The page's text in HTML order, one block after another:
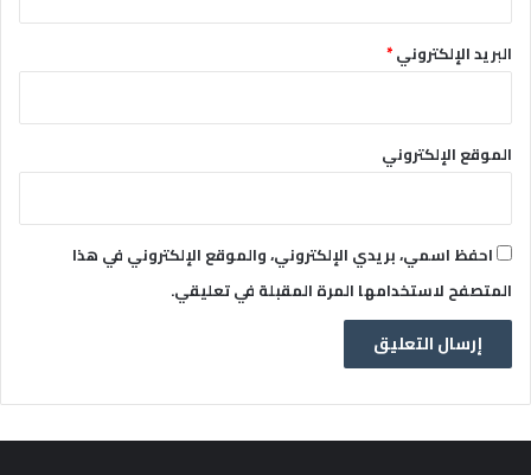
البريد الإلكتروني*
الموقع الإلكتروني
احفظ اسمي، بريدي الإلكتروني، والموقع الإلكتروني في هذا
المتصفح لاستخدامها المرة المقبلة في تعليقي.